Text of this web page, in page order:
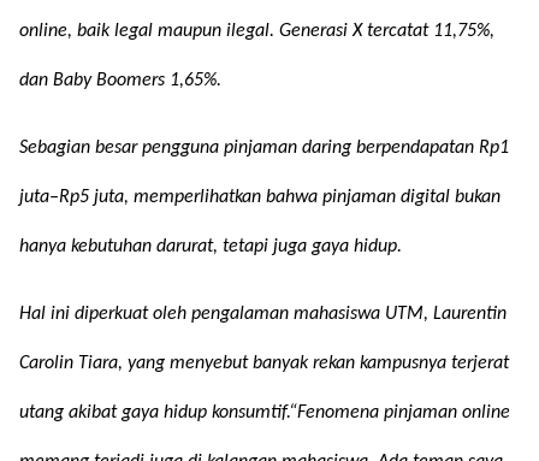
online, baik legal maupun ilegal. Generasi X tercatat 11,75%,
dan Baby Boomers 1,65%.
Sebagian besar pengguna pinjaman daring berpendapatan Rp1
juta–Rp5 juta, memperlihatkan bahwa pinjaman digital bukan
hanya kebutuhan darurat, tetapi juga gaya hidup.
Hal ini diperkuat oleh pengalaman mahasiswa UTM, Laurentin
Carolin Tiara, yang menyebut banyak rekan kampusnya terjerat
utang akibat gaya hidup konsumtif.“Fenomena pinjaman online